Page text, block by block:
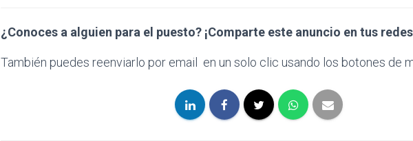
¿Conoces a alguien para el puesto? ¡Comparte este anuncio en tus
También puedes reenviarlo por email en un solo clic usando los botones de